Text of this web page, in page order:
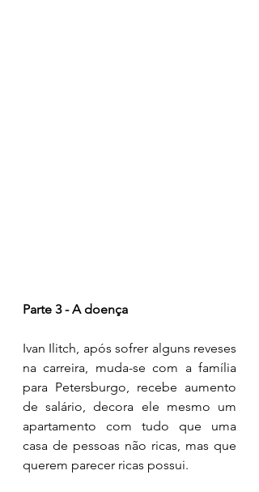
Parte 3 - A doença
Ivan Ilitch, após sofrer alguns reveses
na carreira, muda-se com a família
para Petersburgo, recebe aumento
de salário, decora ele mesmo um
apartamento com tudo que uma
casa de pessoas não ricas, mas que
querem parecer ricas possui.